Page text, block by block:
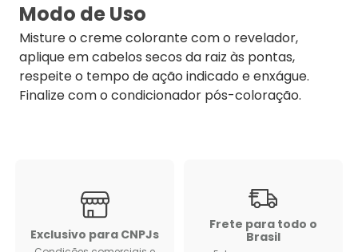
Modo de Uso
Misture o creme colorante com o revelador,
aplique em cabelos secos da raiz às pontas,
respeite o tempo de ação indicado e enxágue.
Finalize com o condicionador pós-coloração.
Exclusivo para CNPJs
Frete para todo o
Brasil